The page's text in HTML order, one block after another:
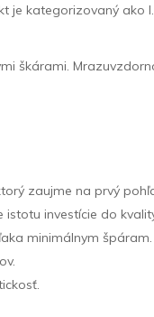
kategorizovaný ako
škárami.
zaujme na prvý
investície do
minimálnym špáram.